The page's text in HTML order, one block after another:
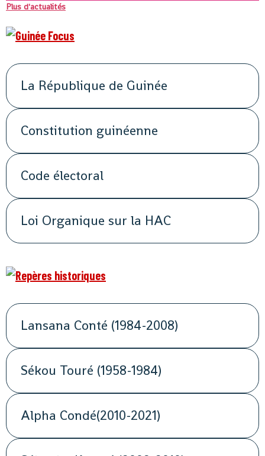
Plus d'actualités
La République de Guinée
Constitution guinéenne
Code électoral
Loi Organique sur la HAC
Lansana Conté (1984-2008)
Sékou Touré (1958-1984)
Alpha Condé(2010-2021)